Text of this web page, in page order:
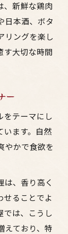
、新鮮な鶏肉
日本酒、ボタ
リングを楽し
す大切な時間
ー
をテーマにし
います。自然
やかで食欲を
、香り高く
せることでよ
では、こうし
えており、特